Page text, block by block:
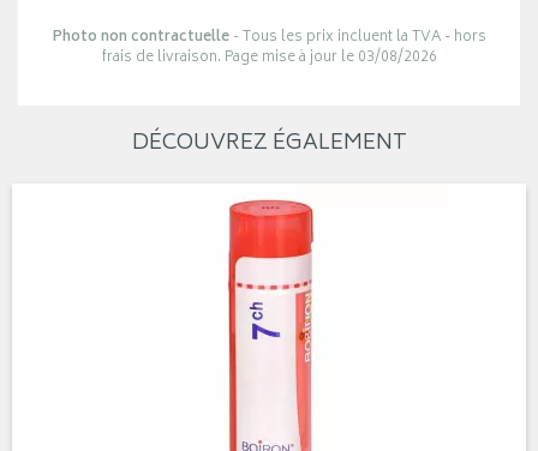
Photo non contractuelle- Tous les prix incluent la TVA - hors
frais de livraison. Page mise à jour le 03/08/2026
DÉCOUVREZ ÉGALEMENT